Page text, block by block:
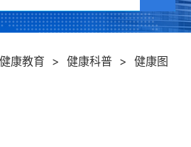
健康教育 > 健康科普 > 健康图